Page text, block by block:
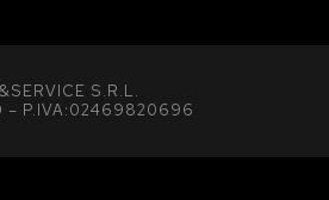
S.R.L.
– P.IVA:02469820696